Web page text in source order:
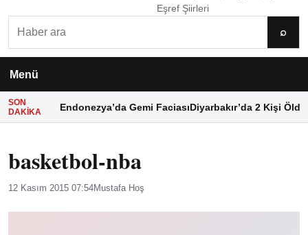
Eşref Şiirleri
⌕
Menü
SON
DAKIKA
Endonezya’da Gemi FaciasıDiyarbakır’da 2 Kişi Öldü
basketbol-nba
12 Kasım 2015 07:54Mustafa Hoş